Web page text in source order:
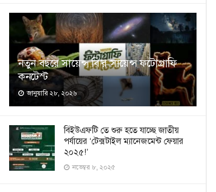
নতুন বছরে সায়েন্স বি’র সায়েন্স ফটোগ্রাফি
কনটেস্ট
জানুয়ারি ২৮, ২০২৬
বিইউএফটি তে শুরু হতে যাচ্ছে জাতীয়
পর্যায়ের ‘টেক্সটাইল ম্যানেজমেন্ট ফেয়ার
২০২৫!’
নভেম্বর ৮, ২০২৫